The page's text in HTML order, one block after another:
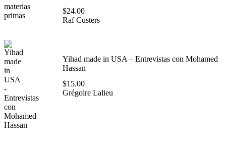
$24.00
Raf Custers
Yihad made in USA – Entrevistas con Mohamed
Hassan
$15.00
Grégoire Lalieu